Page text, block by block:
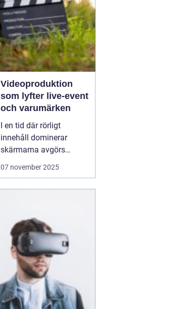
Videoproduktion
som lyfter live-event
och varumärken
I en tid där rörligt
innehåll dominerar
skärmarna avgörs
mycket av kvaliteten på
tydligt och minnesvä...
07 november 2025